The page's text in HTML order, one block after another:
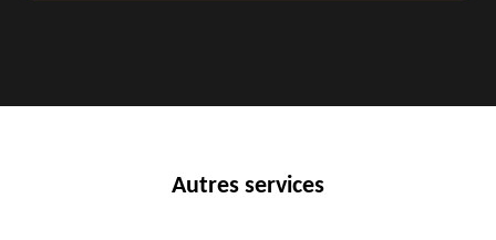
Autres services